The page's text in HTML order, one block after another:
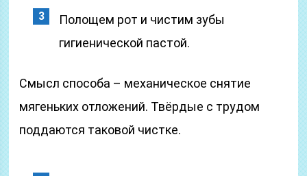
Полощем рот и чистим зубы
гигиенической пастой.
Смысл способа – механическое снятие
мягеньких отложений. Твёрдые с трудом
поддаются таковой чистке.